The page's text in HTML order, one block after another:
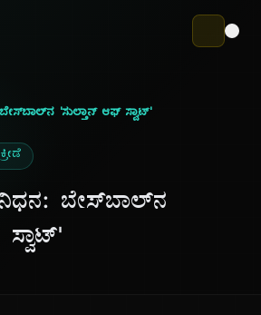
'ಸುಲ್ತಾನ್ ಆಫ್ ಸ್ವಾಟ್'
ಬೇಸ್‌ಬಾಲ್‌ನ